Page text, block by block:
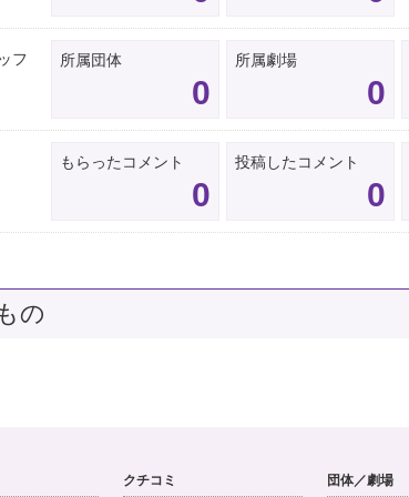
フ
所属団体
0
所属劇場
0
もらったコメント
0
投稿したコメント
0
の
クチコミ 団体／劇場